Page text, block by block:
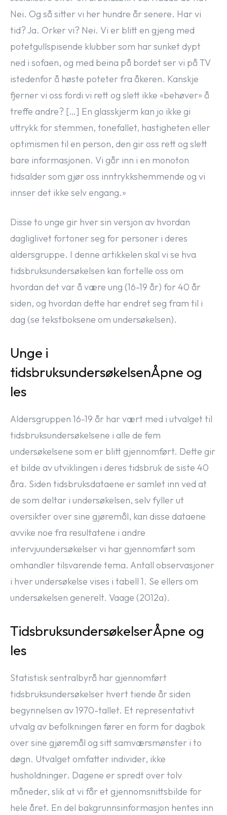
Nei. Og så sitter vi her hundre år senere. Har vi
tid? Ja. Orker vi? Nei. Vi er blitt en gjeng med
potetgullspisende klubber som har sunket dypt
ned i sofaen, og med beina på bordet ser vi på TV
istedenfor å høste poteter fra åkeren. Kanskje
fjerner vi oss fordi vi rett og slett ikke «behøver» å
treffe andre? […] En glasskjerm kan jo ikke gi
uttrykk for stemmen, tonefallet, hastigheten eller
optimismen til en person, den gir oss rett og slett
bare informasjonen. Vi går inn i en monoton
tidsalder som gjør oss inntrykkshemmende og vi
innser det ikke selv engang.»
Disse to unge gir hver sin versjon av hvordan
dagliglivet fortoner seg for personer i deres
aldersgruppe. I denne artikkelen skal vi se hva
tidsbruksundersøkelsen kan fortelle oss om
hvordan det var å være ung (16-19 år) for 40 år
siden, og hvordan dette har endret seg fram til i
dag (se tekstboksene om undersøkelsen).
Unge i
tidsbruksundersøkelsenÅpne og
les
Aldersgruppen 16-19 år har vært med i utvalget til
tidsbruksundersøkelsene i alle de fem
undersøkelsene som er blitt gjennomført. Dette gir
et bilde av utviklingen i deres tidsbruk de siste 40
åra. Siden tidsbruksdataene er samlet inn ved at
de som deltar i undersøkelsen, selv fyller ut
oversikter over sine gjøremål, kan disse dataene
avvike noe fra resultatene i andre
intervjuundersøkelser vi har gjennomført som
omhandler tilsvarende tema. Antall observasjoner
i hver undersøkelse vises i tabell 1. Se ellers om
undersøkelsen generelt. Vaage (2012a).
TidsbruksundersøkelserÅpne og
les
Statistisk sentralbyrå har gjennomført
tidsbruksundersøkelser hvert tiende år siden
begynnelsen av 1970-tallet. Et representativt
utvalg av befolkningen fører en form for dagbok
over sine gjøremål og sitt samværsmønster i to
døgn. Utvalget omfatter individer, ikke
husholdninger. Dagene er spredt over tolv
måneder, slik at vi får et gjennomsnittsbilde for
hele året. En del bakgrunnsinformasjon hentes inn